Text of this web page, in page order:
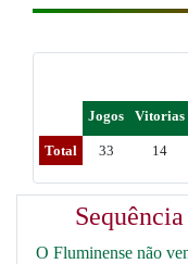
Jogos Vitorias
Total 33 14
O Fluminense não